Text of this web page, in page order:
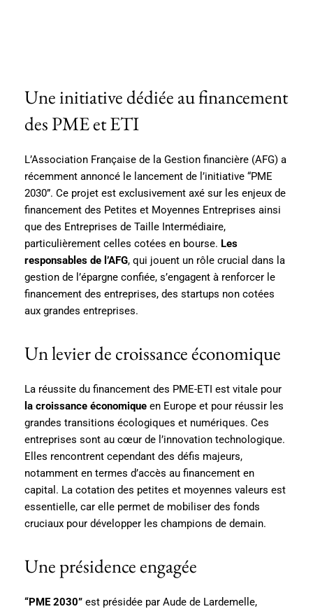
Une initiative dédiée au financement
des PME et ETI
L’Association Française de la Gestion financière (AFG) a
récemment annoncé le lancement de l’initiative “PME
2030”. Ce projet est exclusivement axé sur les enjeux de
financement des Petites et Moyennes Entreprises ainsi
que des Entreprises de Taille Intermédiaire,
particulièrement celles cotées en bourse. Les
responsables de l’AFG, qui jouent un rôle crucial dans la
gestion de l’épargne confiée, s’engagent à renforcer le
financement des entreprises, des startups non cotées
aux grandes entreprises.
Un levier de croissance économique
La réussite du financement des PME-ETI est vitale pour
la croissance économique en Europe et pour réussir les
grandes transitions écologiques et numériques. Ces
entreprises sont au cœur de l’innovation technologique.
Elles rencontrent cependant des défis majeurs,
notamment en termes d’accès au financement en
capital. La cotation des petites et moyennes valeurs est
essentielle, car elle permet de mobiliser des fonds
cruciaux pour développer les champions de demain.
Une présidence engagée
“PME 2030” est présidée par Aude de Lardemelle,